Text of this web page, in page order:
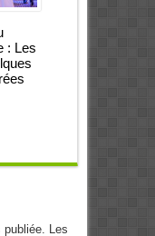
: Les
publiée. Les